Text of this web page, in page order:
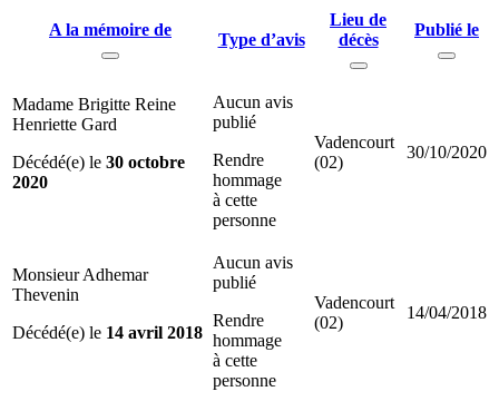
A la mémoire de
Type d’avis
Lieu de
décès
Publié le
Madame Brigitte Reine
Henriette Gard
Décédé(e) le 30 octobre
2020
Aucun avis
publié
Rendre
hommage
à cette
personne
Vadencourt
(02)
30/10/2020
Monsieur Adhemar
Thevenin
Décédé(e) le 14 avril 2018
Aucun avis
publié
Rendre
hommage
à cette
personne
Vadencourt
(02)
14/04/2018